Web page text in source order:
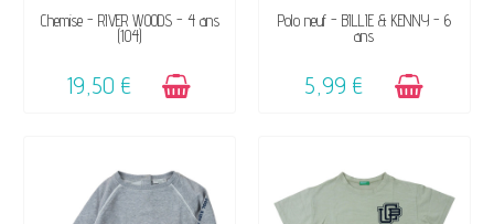
DISPONIBLE
Chemise - RIVER WOODS - 4 ans
(104)
19,50 €
DISPONIBLE
Polo neuf - BILLIE & KENNY - 6
ans
5,99 €